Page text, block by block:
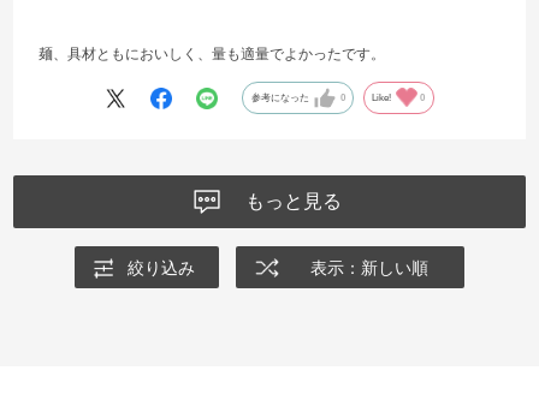
麺、具材ともにおいしく、量も適量でよかったです。
参考になった 0 Like! 0
もっと見る
絞り込み 表示：新しい順